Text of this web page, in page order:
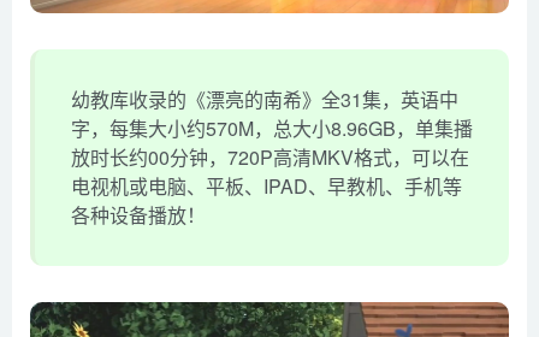
幼教库收录的《漂亮的南希》全31集，英语中
字，每集大小约570M，总大小8.96GB，单集播
放时长约00分钟，720P高清MKV格式，可以在
电视机或电脑、平板、IPAD、早教机、手机等
各种设备播放！